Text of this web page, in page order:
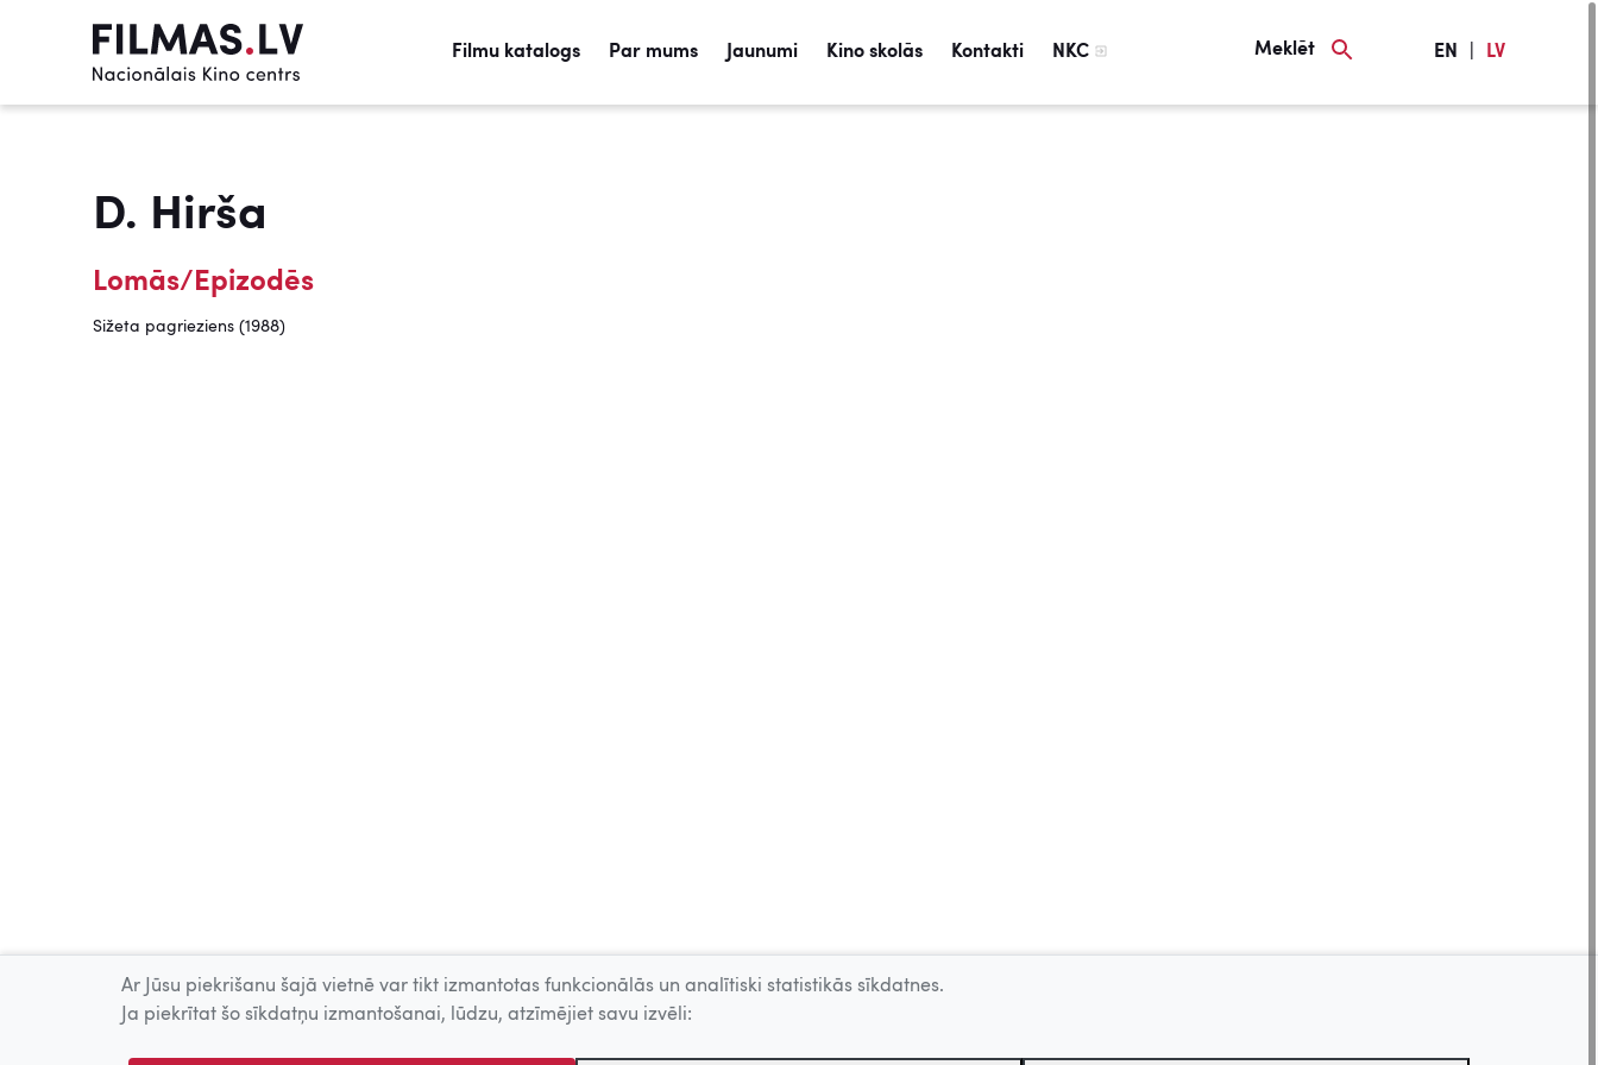
Filmu katalogs Par mums Jaunumi Kino skolās Kontakti NKC Meklēt EN LV
D. Hirša
Lomās/Epizodēs
Sižeta pagrieziens (1988)
Ar Jūsu piekrišanu šajā vietnē var tikt izmantotas funkcionālās un analītiski statistikās sīkdatnes.
Ja piekrītat šo sīkdatņu izmantošanai, lūdzu, atzīmējiet savu izvēli: